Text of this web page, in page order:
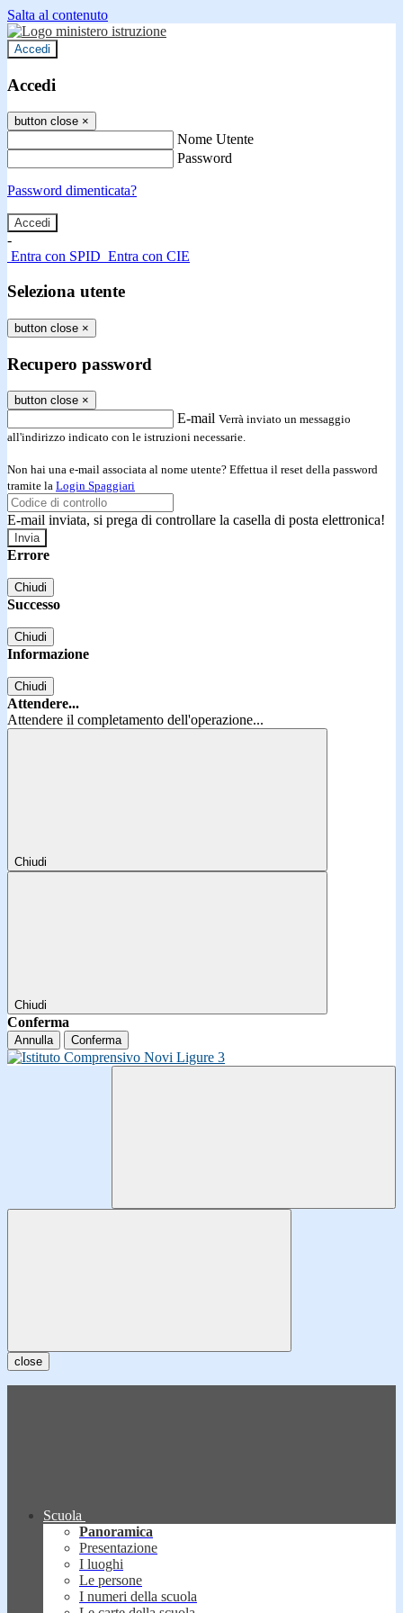
Salta al contenuto
Accedi
Accedi
button close ×
Nome Utente
Password
Password dimenticata?
-
Entra con SPID Entra con CIE
Seleziona utente
button close ×
Recupero password
button close ×
E-mail Verrà inviato un messaggio
all'indirizzo indicato con le istruzioni necessarie.
Non hai una e-mail associata al nome utente? Effettua il reset della password
tramite la Login Spaggiari
E-mail inviata, si prega di controllare la casella di posta elettronica!
Errore
Chiudi
Successo
Chiudi
Informazione
Chiudi
Attendere...
Attendere il completamento dell'operazione...
Chiudi
Chiudi
Conferma
Annulla Conferma
close
Scuola
Panoramica
Presentazione
I luoghi
Le persone
I numeri della scuola